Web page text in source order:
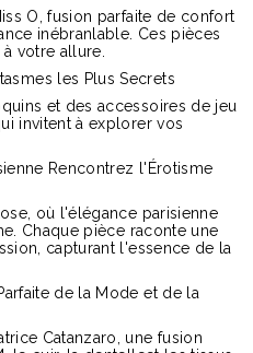
O, fusion parfaite de confort
inébranlable. Ces pièces
votre allure.
les Plus Secrets
et des accessoires de jeu
invitent à explorer vos
Rencontrez l'Érotisme
où l'élégance parisienne
Chaque pièce raconte une
capturant l'essence de la
de la Mode et de la
Catanzaro, une fusion